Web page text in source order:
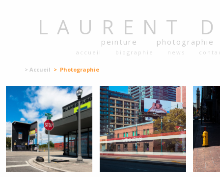
LAURENT
peinture photographie
accueil biographie news
> Accueil > Photographie